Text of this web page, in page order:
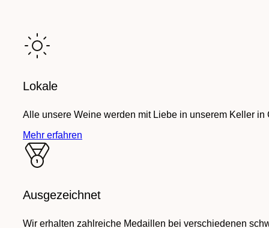
Lokale
Alle unsere Weine werden mit Liebe in unserem Keller
Mehr erfahren
Ausgezeichnet
Wir erhalten zahlreiche Medaillen bei verschiedenen